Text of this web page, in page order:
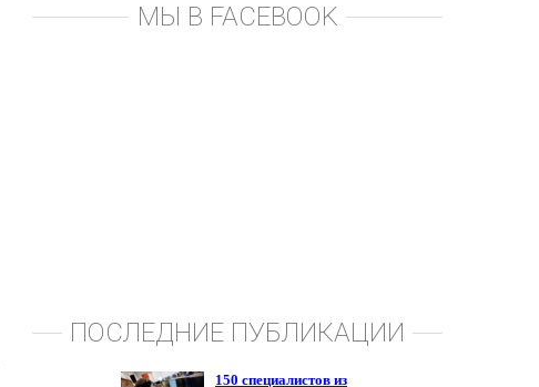
МЫ В FACEBOOK
ПОСЛЕДНИЕ ПУБЛИКАЦИИ